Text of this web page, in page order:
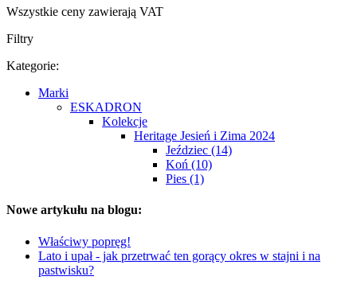
Wszystkie ceny zawierają VAT
Filtry
Kategorie:
Marki
ESKADRON
Kolekcje
Heritage Jesień i Zima 2024
Jeździec (14)
Koń (10)
Pies (1)
Nowe artykułu na blogu:
Właściwy popręg!
Lato i upał - jak przetrwać ten gorący okres w stajni i na
pastwisku?